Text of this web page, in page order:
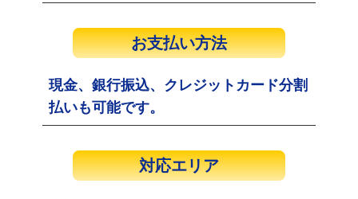
お支払い方法
現金、銀行振込、クレジットカード分割
払いも可能です。
対応エリア